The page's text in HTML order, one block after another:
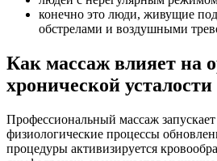
конечно это люди, живущие
обстрелами и воздушными
Как массаж влияет на
хронической усталости
Профессиональный массаж
физиологические процессы
процедуры активизируется